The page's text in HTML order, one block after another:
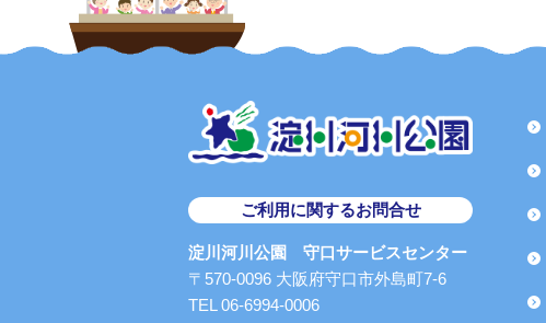
ご利用に関するお問合せ
淀川河川公園 守口サービスセンター
〒570-0096 大阪府守口市外島町7-6
TEL 06-6994-0006